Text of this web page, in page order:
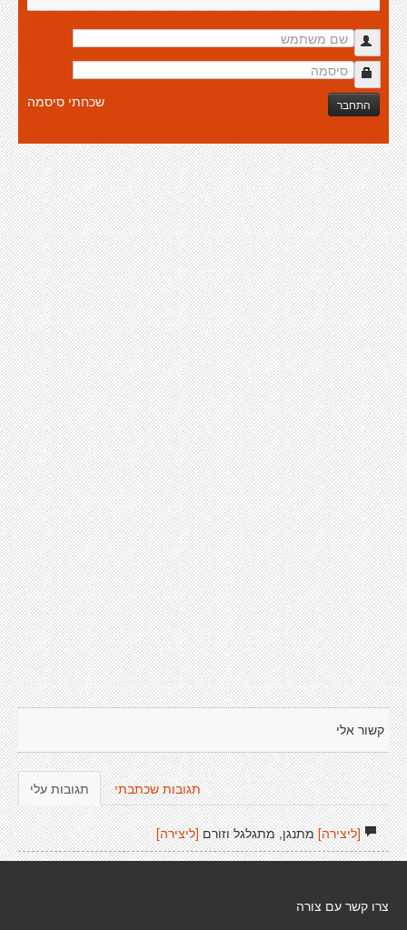
התחבר שכחתי סיסמה
קשור אלי
תגובות עלי תגובות שכתבתי
[ליצירה]מתנגן, מתגלגל וזורם [ליצירה]
צרו קשר עם צורה